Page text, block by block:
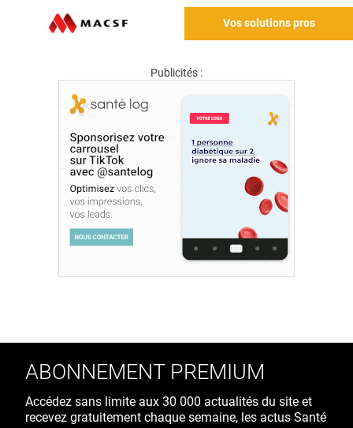
Vos solutions pros
Publicités :
ABONNEMENT PREMIUM
Accédez sans limite aux 30 000 actualités du site et
recevez gratuitement chaque semaine, les actus Santé